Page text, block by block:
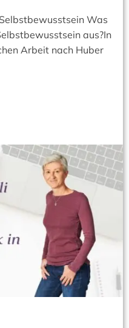
Was
aus?In
Arbeit nach Huber